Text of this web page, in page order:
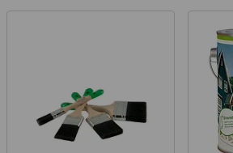
Farbtöne/Glanzgrad: 3011
Farblos seidenmatt, 3062
Farblos halbmatt, 3041 Natural
Verarbeitbar mit
Streichbürste, Pad